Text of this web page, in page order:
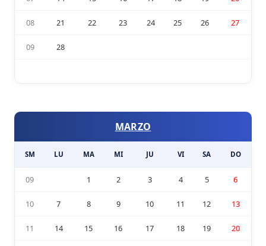
08 21 22 23 24 25 26 27
09 28
MARZO
SM LU MA MI JU VI SA DO
09 1 2 3 4 5 6
10 7 8 9 10 11 12 13
11 14 15 16 17 18 19 20